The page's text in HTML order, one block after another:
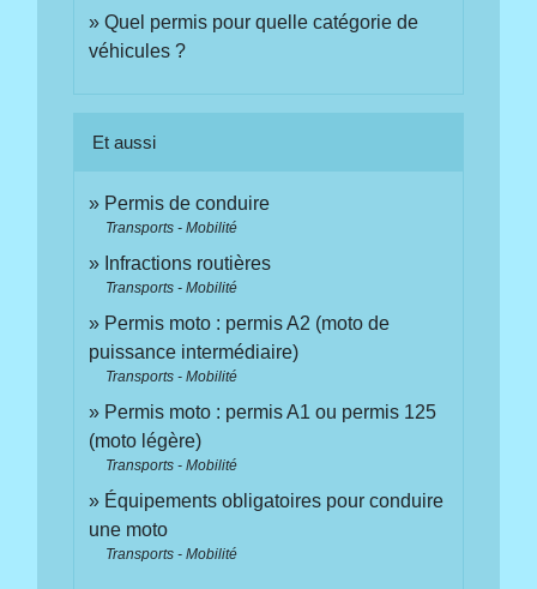
Quel permis pour quelle catégorie de
véhicules ?
Et aussi
Permis de conduire
Transports - Mobilité
Infractions routières
Transports - Mobilité
Permis moto : permis A2 (moto de
puissance intermédiaire)
Transports - Mobilité
Permis moto : permis A1 ou permis 125
(moto légère)
Transports - Mobilité
Équipements obligatoires pour conduire
une moto
Transports - Mobilité